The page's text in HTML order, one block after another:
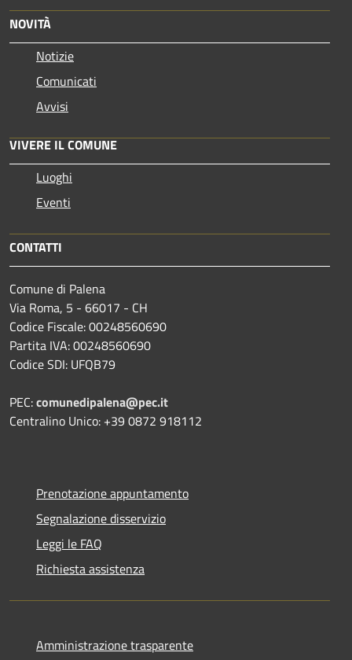
NOVITÀ
Notizie
Comunicati
Avvisi
VIVERE IL COMUNE
Luoghi
Eventi
CONTATTI
Comune di Palena
Via Roma, 5 - 66017 - CH
Codice Fiscale: 00248560690
Partita IVA: 00248560690
Codice SDI: UFQB79
PEC:comunedipalena@pec.it
Centralino Unico: +39 0872 918112
Prenotazione appuntamento
Segnalazione disservizio
Leggi le FAQ
Richiesta assistenza
Amministrazione trasparente